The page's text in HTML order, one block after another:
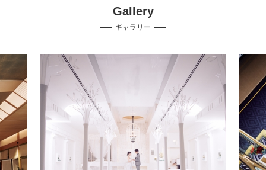
Gallery
ギャラリー